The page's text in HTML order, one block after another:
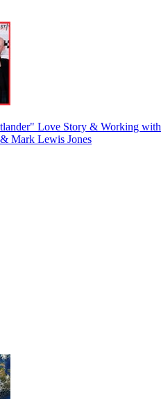
Love Story & Working with
Mark Lewis Jones